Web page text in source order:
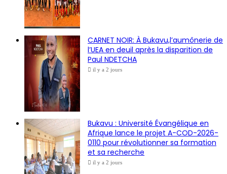
CARNET NOIR: À Bukavu,l’aumônerie de
l’UEA en deuil après la disparition de
Paul NDETCHA
il y a 2 jours
Bukavu : Université Évangélique en
Afrique lance le projet A-COD-2026-
0110 pour révolutionner sa formation
et sa recherche
il y a 2 jours